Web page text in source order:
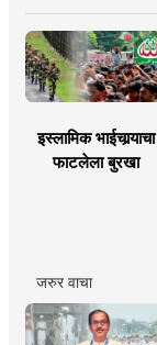
इस्लामिक भाईचार्‍याचा
फाटलेला बुरखा
जरुर वाचा